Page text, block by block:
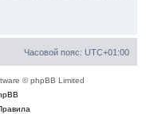
Часовой пояс: UTC+01:00
© phpBB Limited